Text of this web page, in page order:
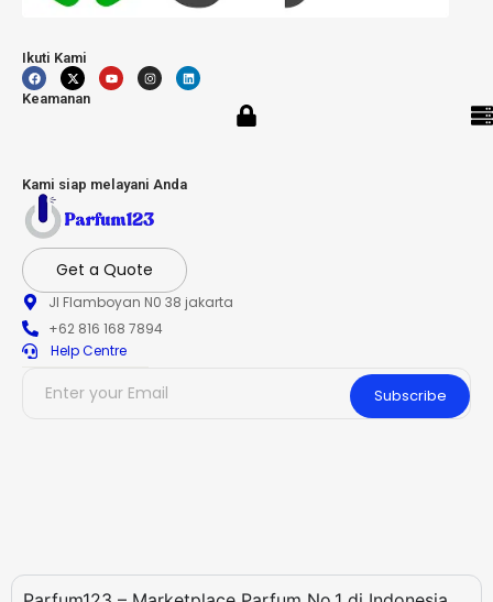
Ikuti Kami
Keamanan
Kami siap melayani Anda
Get a Quote
Jl Flamboyan N0 38 jakarta
+62 816 168 7894
Help Centre
Subscribe